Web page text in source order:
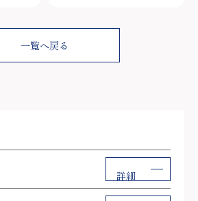
一覧へ戻る
詳細